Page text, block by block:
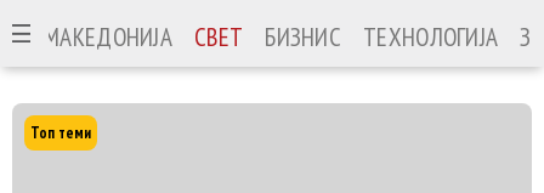
МАКЕДОНИЈА СВЕТ БИЗНИС ТЕХНОЛОГИЈА
Топ теми